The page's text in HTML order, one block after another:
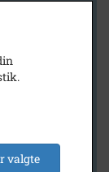
valgte